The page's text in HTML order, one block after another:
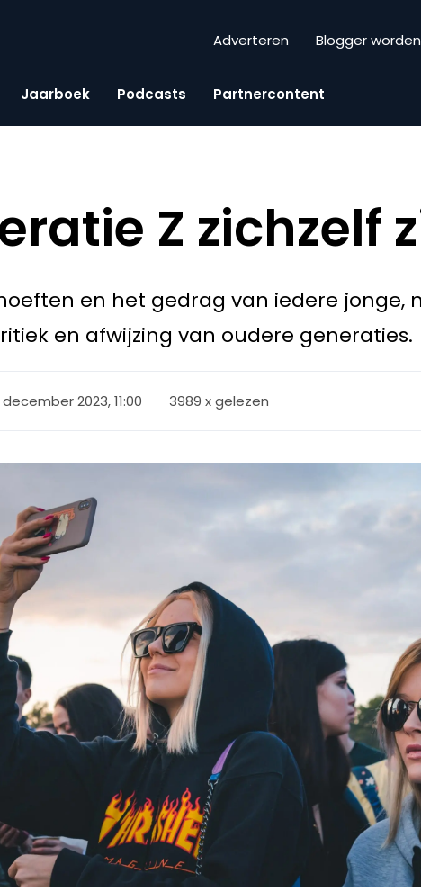
Adverteren Blogger worden
Jaarboek Podcasts Partnercontent
Z zichzelf
en het gedrag van iedere jonge,
en afwijzing van oudere generaties.
december 2023, 11:00 3989 x gelezen